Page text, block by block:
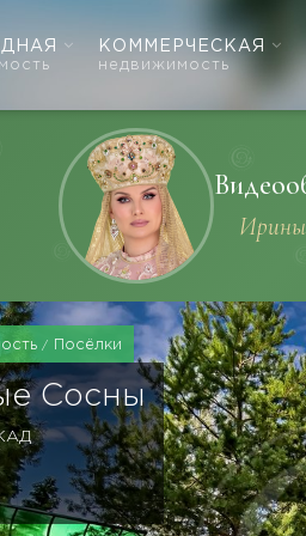
КОММЕРЧЕСКАЯ
недвижимость
Посёлки
Сосны